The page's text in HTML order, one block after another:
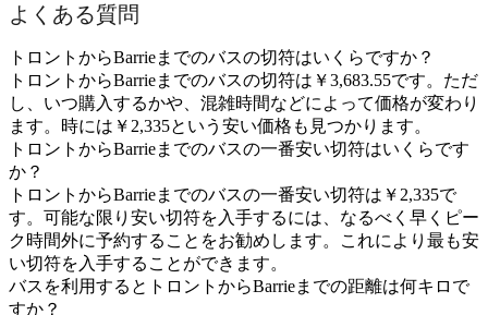
よくある質問
トロントからBarrieまでのバスの切符はいくらですか？
トロントからBarrieまでのバスの切符は￥3,683.55です。ただ
し、いつ購入するかや、混雑時間などによって価格が変わり
ます。時には￥2,335という安い価格も見つかります。
トロントからBarrieまでのバスの一番安い切符はいくらです
か？
トロントからBarrieまでのバスの一番安い切符は￥2,335で
す。可能な限り安い切符を入手するには、なるべく早くピー
ク時間外に予約することをお勧めします。これにより最も安
い切符を入手することができます。
バスを利用するとトロントからBarrieまでの距離は何キロで
すか？